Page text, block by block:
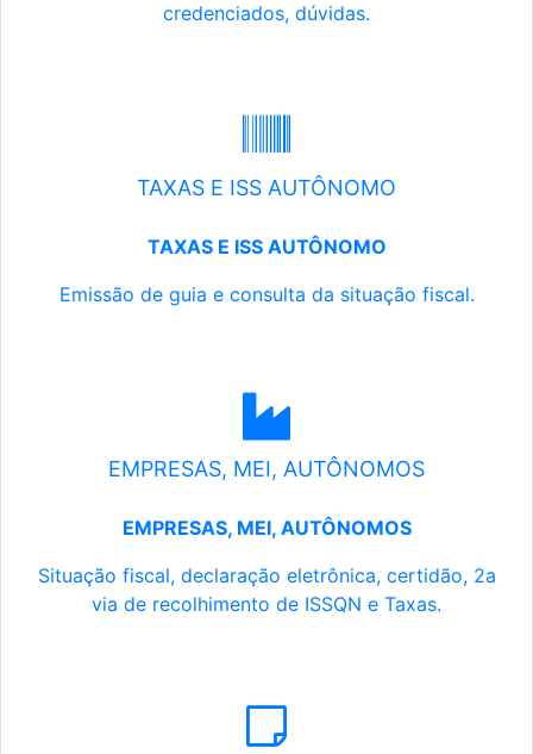
credenciados, dúvidas.
TAXAS E ISS AUTÔNOMO
TAXAS E ISS AUTÔNOMO
Emissão de guia e consulta da situação fiscal.
EMPRESAS, MEI, AUTÔNOMOS
EMPRESAS, MEI, AUTÔNOMOS
Situação fiscal, declaração eletrônica, certidão, 2a
via de recolhimento de ISSQN e Taxas.